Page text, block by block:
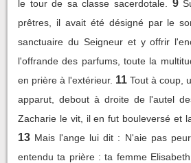
le tour de sa classe sacerdotale.
9
prêtres, il avait été désigné par le
sanctuaire du Seigneur et y offrir
l'offrande des parfums, toute la
en prière à l'extérieur. 11 Tout à coup,
apparut, debout à droite de l'autel
Zacharie le vit, il en fut bouleversé et
13 Mais l'ange lui dit : N'aie pas
entendu ta prière : ta femme